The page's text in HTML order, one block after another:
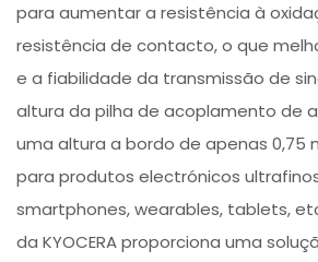
para aumentar a resistência à
resistência de contacto, o que
e a fiabilidade da transmissão de
altura da pilha de acoplamento de
uma altura a bordo de apenas 0,75
para produtos electrónicos
smartphones, wearables, tablets,
da KYOCERA proporciona uma